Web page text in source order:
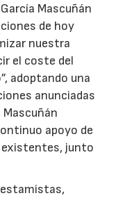
Mascuñán
de hoy
nuestra
el coste del
adoptando una
anunciadas
Mascuñán
apoyo de
junto